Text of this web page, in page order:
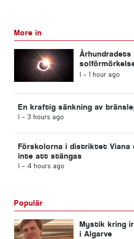
More in
Portugal
I - 1 hour ago
En kraftig sänkning av
I - 3 hours ago
Förskolorna i distriktet Viana
inte att stängas
I - 4 hours ago
Populär
Mystik kring
i Algarve